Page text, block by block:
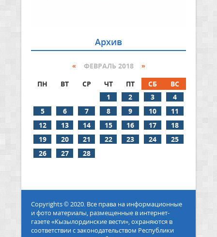
Архив
« ФЕВРАЛЬ 2018 »
ПН
ВТ СР ЧТ ПТ СБ
ВС
1
2 3
4
5
6 7 8 9 10
11
12
13 14 15 16 17
18
19
20 21 22 23 24
25
26
27 28
Copyrights © 2020. Все права на информационные
и фото материалы, размещенные в интернет-
газете «Кызылординские вести», охраняются в
соответствии с законодательством Республики